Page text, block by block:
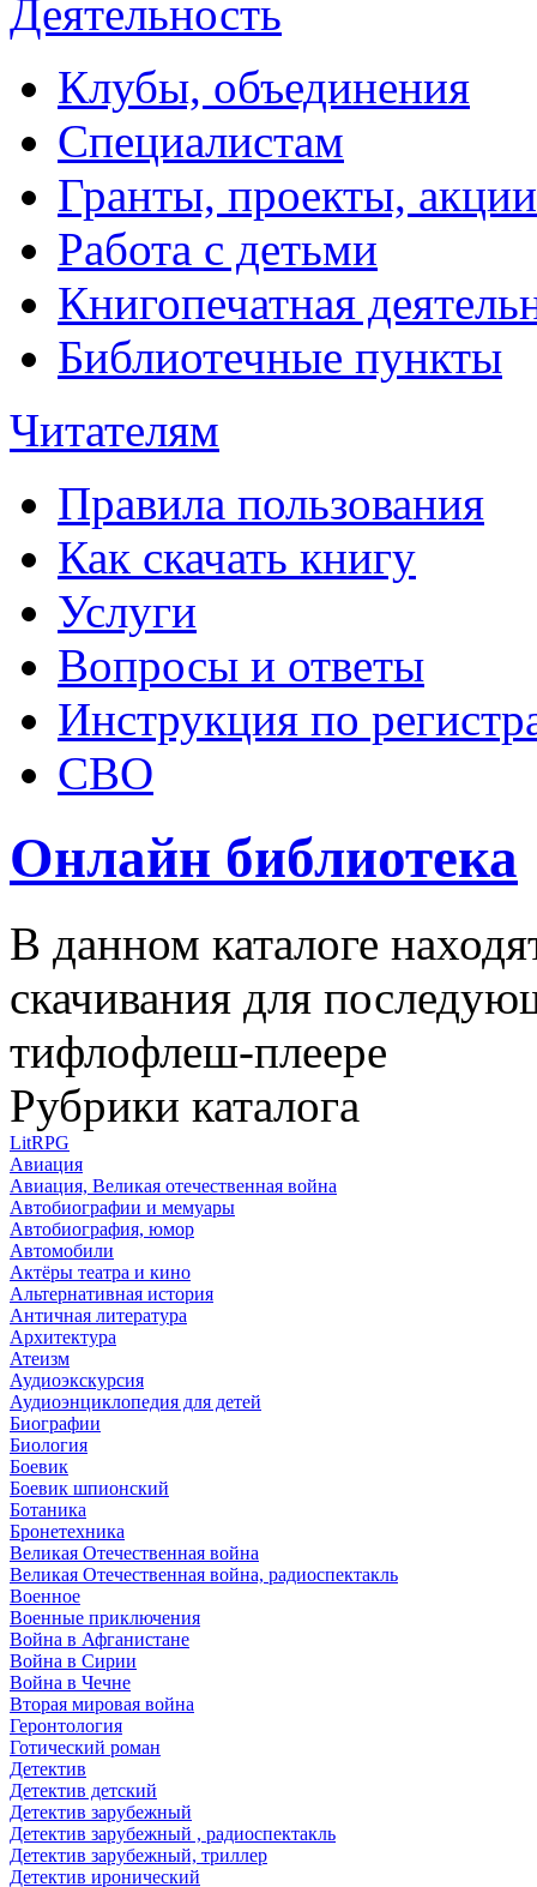
Деятельность
Клубы, объединения
Специалистам
Гранты, проекты, акции
Работа с детьми
Книгопечатная
Библиотечные пункты
Читателям
Правила пользования
Как скачать книгу
Услуги
Вопросы и ответы
Инструкция по
СВО
Онлайн библиотека
В данном каталоге
скачивания для
тифлофлеш-плеере
Рубрики каталога
LitRPG
Авиация
Авиация, Великая отечественная война
Автобиографии и мемуары
Автобиография, юмор
Автомобили
Актёры театра и кино
Альтернативная история
Античная литература
Архитектура
Атеизм
Аудиоэкскурсия
Аудиоэнциклопедия для детей
Биографии
Биология
Боевик
Боевик шпионский
Ботаника
Бронетехника
Великая Отечественная война
Великая Отечественная война, радиоспектакль
Военное
Военные приключения
Война в Афганистане
Война в Сирии
Война в Чечне
Вторая мировая война
Геронтология
Готический роман
Детектив
Детектив детский
Детектив зарубежный
Детектив зарубежный , радиоспектакль
Детектив зарубежный, триллер
Детектив иронический